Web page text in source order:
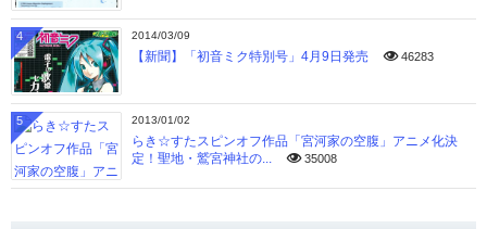
2014/03/09
【新聞】「初音ミク特別号」4月9日発売 46283
4
2013/01/02
らき☆すたスピンオフ作品「宮河家の空腹」アニメ化決
定！聖地・鷲宮神社の...
35008
5